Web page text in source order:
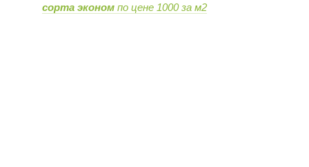
сорта эконом по цене 1000 за м2